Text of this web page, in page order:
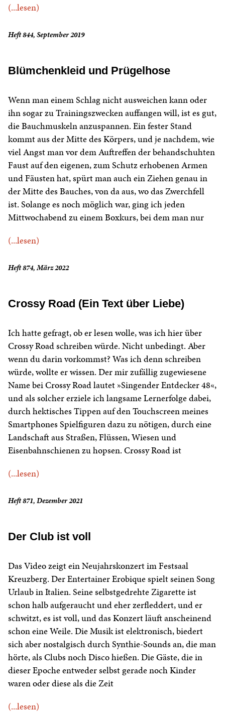
(...lesen)
Heft 844, September 2019
Blümchenkleid und Prügelhose
Wenn man einem Schlag nicht ausweichen kann oder
ihn sogar zu Trainingszwecken auffangen will, ist es gut,
die Bauchmuskeln anzuspannen. Ein fester Stand
kommt aus der Mitte des Körpers, und je nachdem, wie
viel Angst man vor dem Auftreffen der behandschuhten
Faust auf den eigenen, zum Schutz erhobenen Armen
und Fäusten hat, spürt man auch ein Ziehen genau in
der Mitte des Bauches, von da aus, wo das Zwerchfell
ist. Solange es noch möglich war, ging ich jeden
Mittwochabend zu einem Boxkurs, bei dem man nur
(...lesen)
Heft 874, März 2022
Crossy Road (Ein Text über Liebe)
Ich hatte gefragt, ob er lesen wolle, was ich hier über
Crossy Road schreiben würde. Nicht unbedingt. Aber
wenn du darin vorkommst? Was ich denn schreiben
würde, wollte er wissen. Der mir zufällig zugewiesene
Name bei Crossy Road lautet »Singender Entdecker 48«,
und als solcher erziele ich langsame Lernerfolge dabei,
durch hektisches Tippen auf den Touchscreen meines
Smartphones Spielfiguren dazu zu nötigen, durch eine
Landschaft aus Straßen, Flüssen, Wiesen und
Eisenbahnschienen zu hopsen. Crossy Road ist
(...lesen)
Heft 871, Dezember 2021
Der Club ist voll
Das Video zeigt ein Neujahrskonzert im Festsaal
Kreuzberg. Der Entertainer Erobique spielt seinen Song
Urlaub in Italien. Seine selbstgedrehte Zigarette ist
schon halb aufgeraucht und eher zerfleddert, und er
schwitzt, es ist voll, und das Konzert läuft anscheinend
schon eine Weile. Die Musik ist elektronisch, biedert
sich aber nostalgisch durch Synthie-Sounds an, die man
hörte, als Clubs noch Disco hießen. Die Gäste, die in
dieser Epoche entweder selbst gerade noch Kinder
waren oder diese als die Zeit
(...lesen)